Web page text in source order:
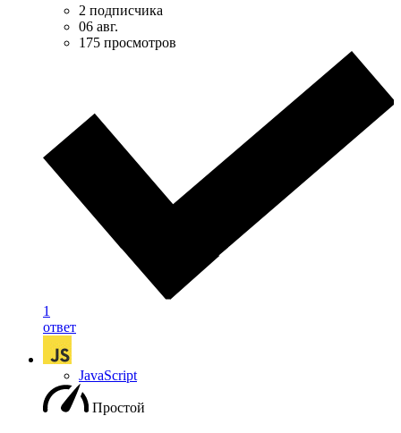
2 подписчика
06 авг.
175 просмотров
1
ответ
JavaScript
Простой